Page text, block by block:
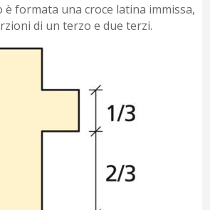
è formata una croce latina immissa,
di un terzo e due terzi.